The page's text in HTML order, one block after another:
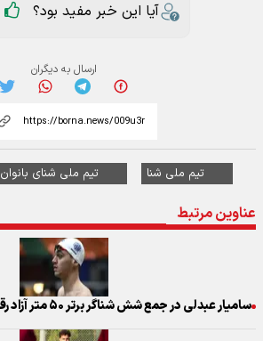
آیا این خبر مفید بود؟
ارسال به دیگران
تیم ملی شنا تیم ملی شنای بانوان
عناوین مرتبط
سامیار عبدلی در جمع شش شناگر برتر ۵۰ متر آزاد رقابت‌های آزاد اروپا